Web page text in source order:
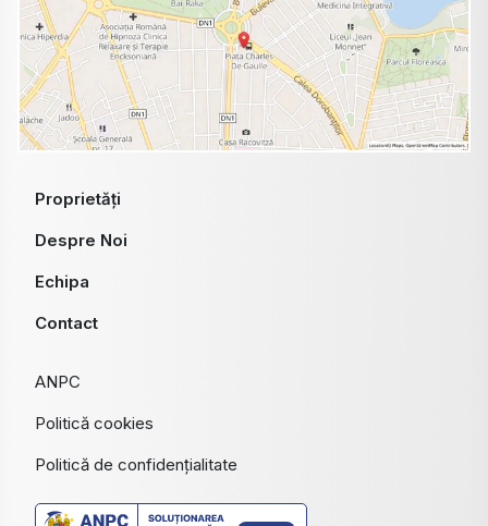
Proprietăți
Despre Noi
Echipa
Contact
ANPC
Politică cookies
Politică de confidențialitate